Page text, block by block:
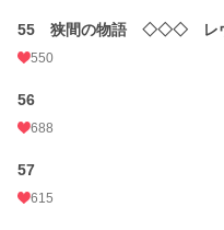
55 狭間の物語 ◇◇◇ レヴ
550
56
688
57
615